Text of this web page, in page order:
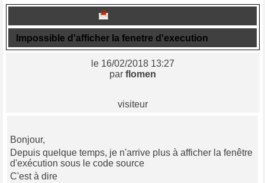
Impossible d'afficher la fenetre d'execution
le 16/02/2018 13:27
par flomen
visiteur
Bonjour,
Depuis quelque temps, je n'arrive plus à afficher la fenêtre
d'exécution sous le code source
C'est à dire